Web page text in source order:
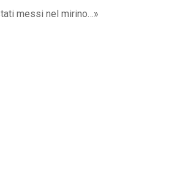
messi nel mirino…»